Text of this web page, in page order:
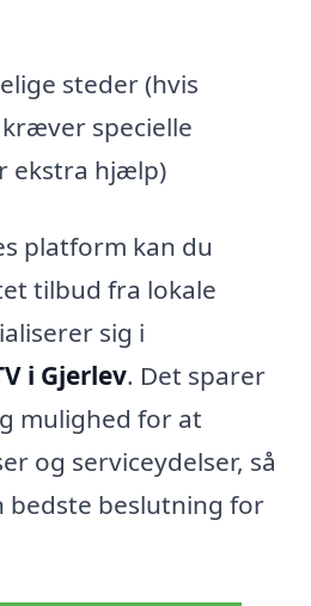
steder (hvis
specielle
ekstra hjælp)
platform kan du
tilbud fra lokale
sig i
i Gjerlev. Det sparer
mulighed for at
og serviceydelser, så
beslutning for